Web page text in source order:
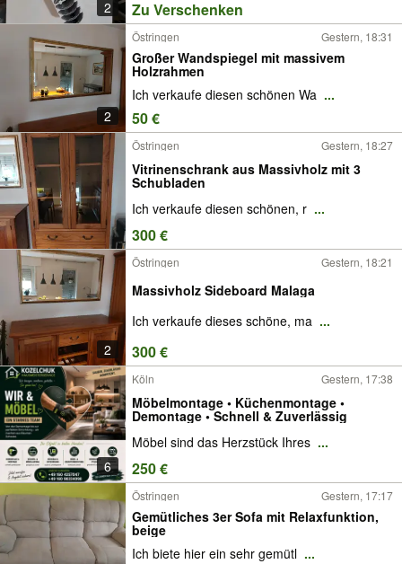
2 Zu Verschenken
2
Östringen Gestern, 18:31
Großer Wandspiegel mit massivem
Holzrahmen
Ich verkaufe diesen schönen Wa ...
50 €
Östringen Gestern, 18:27
Vitrinenschrank aus Massivholz mit 3
Schubladen
Ich verkaufe diesen schönen, r ...
300 €
2
Östringen Gestern, 18:21
Massivholz Sideboard Malaga
Ich verkaufe dieses schöne, ma ...
300 €
6
Köln Gestern, 17:38
Möbelmontage • Küchenmontage •
Demontage • Schnell & Zuverlässig
Möbel sind das Herzstück Ihres ...
250 €
Östringen Gestern, 17:17
Gemütliches 3er Sofa mit Relaxfunktion,
beige
Ich biete hier ein sehr gemütl ...